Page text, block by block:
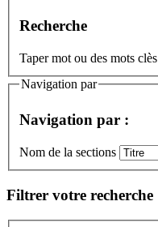
Recherche
Taper mot ou des mots clès
Navigation par
Navigation par :
Nom de la sections
Filtrer votre recherche